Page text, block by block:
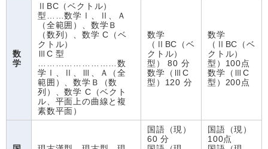
数
学
ⅡBC（ベクトル）
型……数学Ⅰ、Ⅱ、Ａ
（全範囲）、数学Ｂ
（数列）、数学 C（ベ
クトル）
ⅢC 型
………………………数
学Ⅰ、Ⅱ、Ⅲ、Ａ（全
範囲）、数学Ｂ（数
列）、数学 C（ベクト
ル、平面上の曲線と複
素数平面）
数学
（ⅡBC（ベ
クトル）
型） 80 分
数学（ⅢC
型）120 分
数学
（ⅡBC（ベ
クトル）
型）100点
数学（ⅢC
型）200点
国語（現）
60 分
国語（現）
100点